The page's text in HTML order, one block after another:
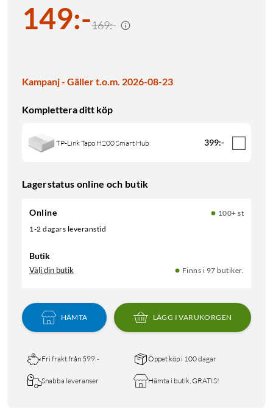
149:-169:-
Kampanj - Gäller t.o.m. 2026-08-23
Komplettera ditt köp
TP-Link Tapo H200 Smart Hub 399:-
Lagerstatus online och butik
Online
100+ st
1-2 dagars leveranstid
Butik
Välj din butik Finns i 97 butiker.
HÄMTA LÄGG I VARUKORGEN
Fri frakt från 599:- Öppet köp i 100 dagar
Snabba leveranser Hämta i butik, GRATIS!